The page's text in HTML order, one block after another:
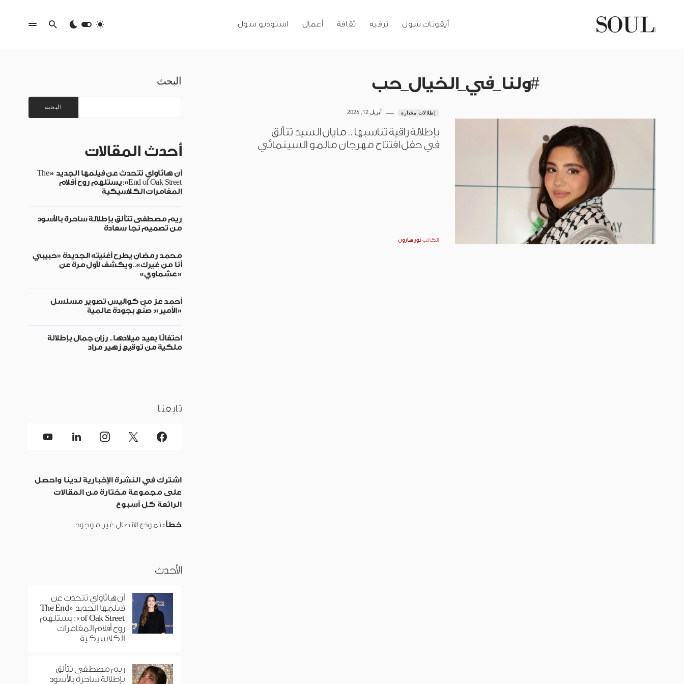
أيقونات سول ترفيه ثقافة أعمال استوديو سول
#ولنا_في_الخيال_حب
إطلالات مختارة أبريل 12, 2026
بإطلالة راقية تناسبها.. مايان السيد تتألق
في حفل افتتاح مهرجان مالمو السينمائي
الكاتب نور هارون
البحث
البحث
أحدث المقالات
آن هاثاواي تتحدث عن فيلمها الجديد «The
End of Oak Street»: يستلهم روح أفلام
المغامرات الكلاسيكية
ريم مصطفى تتألق بإطلالة ساحرة بالأسود
من تصميم نجا سعادة
محمد رمضان يطرح أغنيته الجديدة «حبيبي
أنا من غيرك».. ويكشف لأول مرة عن
«عشماوي»
أحمد عز من كواليس تصوير مسلسل
«الأمير»: صُنع بجودة عالمية
احتفالًا بعيد ميلادها.. رزان جمال بإطلالة
ملكية من توقيع زهير مراد
تابعنا
اشترك في النشرة الإخبارية لدينا واحصل
على مجموعة مختارة من المقالات
الرائعة كل أسبوع
خطأ: نموذج الاتصال غير موجود.
الأحدث
آن هاثاواي تتحدث عن
فيلمها الجديد «The End
of Oak Street»: يستلهم
روح أفلام المغامرات
الكلاسيكية
ريم مصطفى تتألق
بإطلالة ساحرة بالأسود